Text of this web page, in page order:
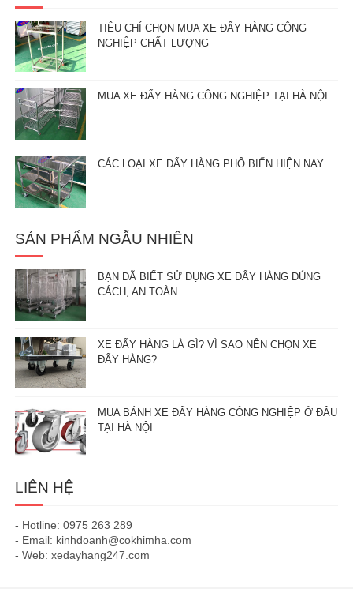
TIÊU CHÍ CHỌN MUA XE ĐẨY HÀNG CÔNG
NGHIỆP CHẤT LƯỢNG
MUA XE ĐẨY HÀNG CÔNG NGHIỆP TẠI HÀ NỘI
CÁC LOẠI XE ĐẨY HÀNG PHỔ BIẾN HIỆN NAY
SẢN PHẨM NGẪU NHIÊN
BẠN ĐÃ BIẾT SỬ DỤNG XE ĐẨY HÀNG ĐÚNG
CÁCH, AN TOÀN
XE ĐẨY HÀNG LÀ GÌ? VÌ SAO NÊN CHỌN XE
ĐẨY HÀNG?
MUA BÁNH XE ĐẨY HÀNG CÔNG NGHIỆP Ở ĐÂU
TẠI HÀ NỘI
LIÊN HỆ
- Hotline: 0975 263 289
- Email: kinhdoanh@cokhimha.com
- Web: xedayhang247.com